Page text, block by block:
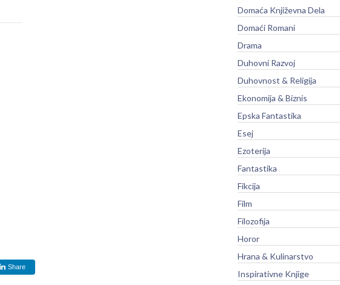
Share
Domaća Književna Dela
Domaći Romani
Drama
Duhovni Razvoj
Duhovnost & Religija
Ekonomija & Biznis
Epska Fantastika
Esej
Ezoterija
Fantastika
Fikcija
Film
Filozofija
Horor
Hrana & Kulinarstvo
Inspirativne Knjige